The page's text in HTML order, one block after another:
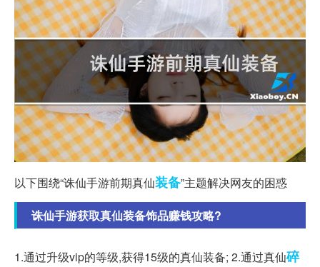
以下围绕“诛仙手游前期真仙装备”主题解决网友的困惑
诛仙手游获取真仙装备饰品赚钱攻略?
1.通过升级vip的等级,获得15级的真仙装备; 2.通过真仙碎